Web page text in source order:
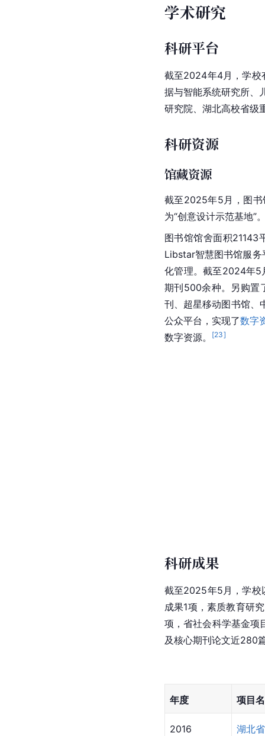
学术研究
科研平台
截至2024年4月，学校
据与智能系统研究所、
研究院、湖北高校省级
科研资源
馆藏资源
截至2025年5月，图书
为“创意设计示范基地”
图书馆馆舍面积21143
Libstar智慧图书馆服务
化管理。截至2024年5
期刊500余种。另购置
刊、超星移动图书馆、
公众平台，实现了数字
数字资源。
[23]
科研成果
截至2025年5月，学校
成果1项，素质教育研
项，省社会科学基金项
及核心期刊论文近280
年度 项目
2016 湖北省